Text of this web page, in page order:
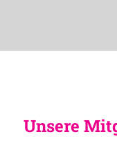
Unsere